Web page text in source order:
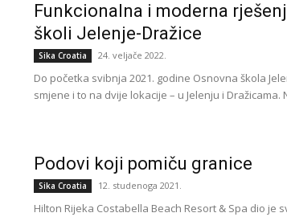
Funkcionalna i moderna
školi Jelenje-Dražice
Sika Croatia 24. veljače 2022.
Do početka svibnja 2021. godine Osnovna škola
smjene i to na dvije lokacije – u Jelenju i Dražicama.
Podovi koji pomiču granice
Sika Croatia 12. studenoga 2021.
Hilton Rijeka Costabella Beach Resort & Spa dio je